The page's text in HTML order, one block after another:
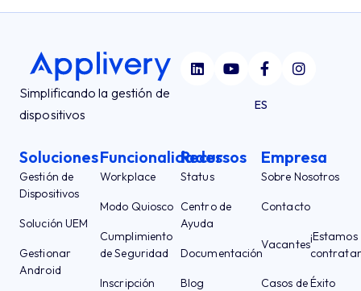
Simplificando la gestión de
dispositivos
ES
Soluciones
Gestión de
Dispositivos
Solución UEM
Gestionar
Android
Funcionalidades
Workplace
Modo Quiosco
Cumplimiento
de Seguridad
Inscripción
Recursos
Status
Centro de
Ayuda
Documentación
Blog
Empresa
Sobre Nosotros
Contacto
Vacantes
¡Estamos
Casos de Éxito